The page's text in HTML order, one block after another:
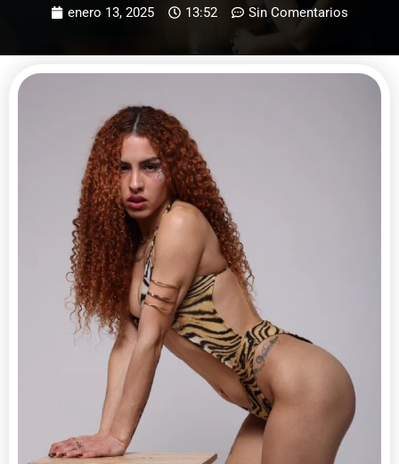
enero 13, 2025 13:52 Sin Comentarios